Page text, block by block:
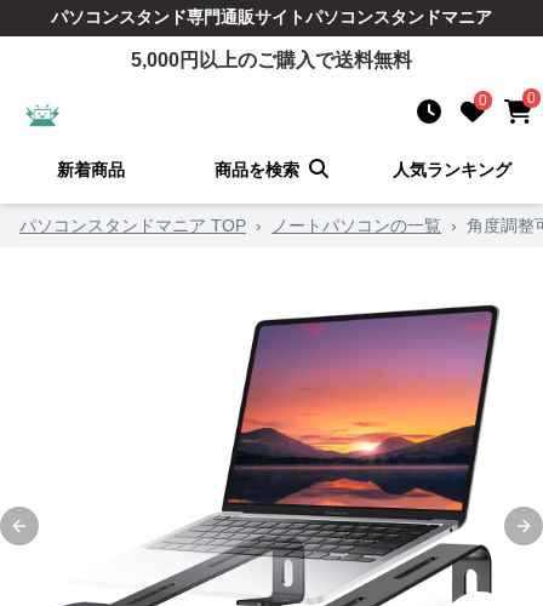
パソコンスタンド専門通販サイトパソコンスタンドマニア
5,000円以上のご購入で送料無料
0 0
新着商品 商品を検索 人気ランキング
パソコンスタンドマニア TOP › ノートパソコンの一覧 › 角度調整
Previous slide